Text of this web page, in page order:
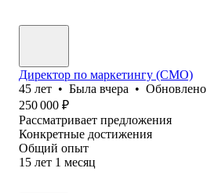
Директор по маркетингу (CMO)
45 лет • Была вчера • Обновлено
250 000 ₽
Рассматривает предложения
Конкретные достижения
Общий опыт
15 лет 1 месяц